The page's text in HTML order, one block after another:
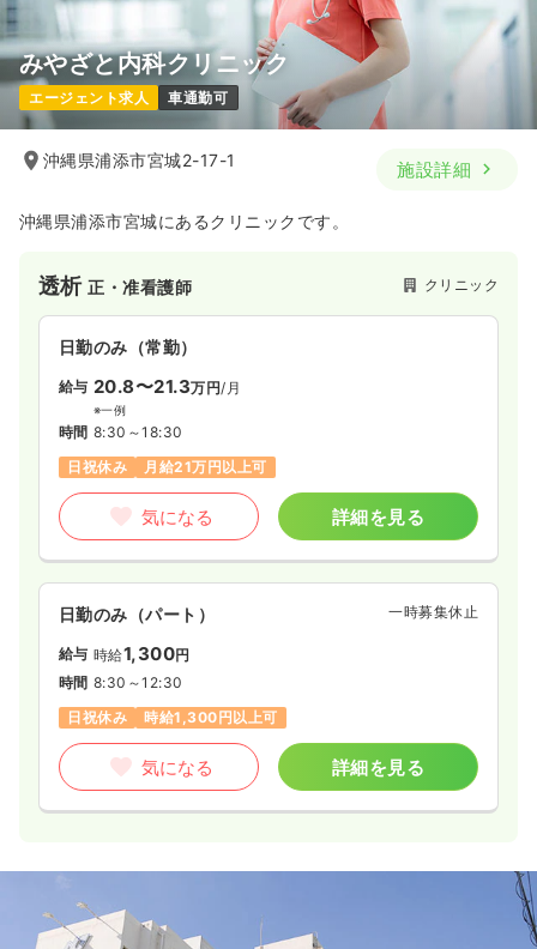
みやざと内科クリニック
エージェント求人 車通勤可
沖縄県浦添市宮城2-17-1 施設詳細
沖縄県浦添市宮城にあるクリニックです。
透析正・准看護師 クリニック
日勤のみ（常勤）
給与 20.8〜21.3万円/月
※一例
時間 8:30～18:30
日祝休み
月給21万円以上可
気になる 詳細を見る
日勤のみ（パート） 一時募集休止
給与 時給1,300円
時間 8:30～12:30
日祝休み
時給1,300円以上可
気になる 詳細を見る